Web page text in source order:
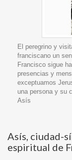
El peregrino y
franciscano un
Francisco sigue
presencias y
exceptuamos
una persona y su
Asís
Asís, ciudad-
espiritual de